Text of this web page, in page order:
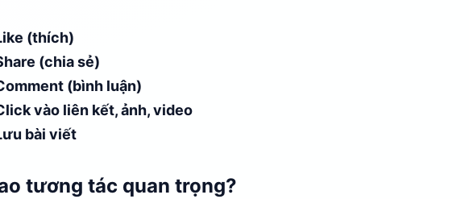
(thích)
(chia sẻ)
(bình luận)
vào liên kết, ảnh, video
bài viết
tương tác quan trọng?